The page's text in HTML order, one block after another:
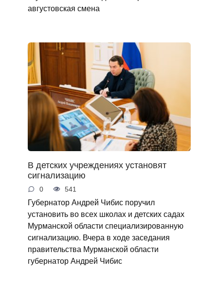
августовская смена
В детских учреждениях установят
сигнализацию
0 541
Губернатор Андрей Чибис поручил
установить во всех школах и детских садах
Мурманской области специализированную
сигнализацию. Вчера в ходе заседания
правительства Мурманской области
губернатор Андрей Чибис